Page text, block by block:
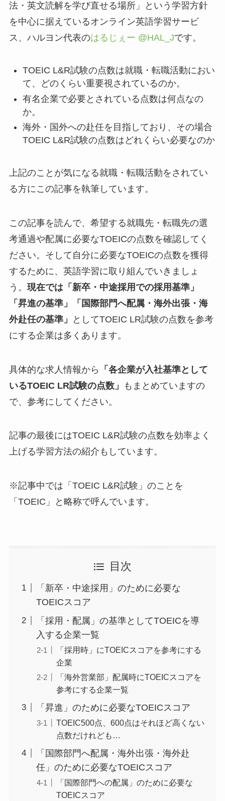
法・英文読解を学び直せる場所」という学習方針
を中心に据えているオンライン英語学習サービ
ス、ハルヨン代表のはるじぇー @HAL_Jです。
TOEIC L&R試験の点数は就職・転職活動におい
て、どのくらい重要視されているのか。
有名企業で必要とされている点数は何点なの
か。
海外・国外への赴任を目指しており、その場合
TOEIC L&R試験の点数はどれくらい必要なのか
上記のことが気になる就職・転職活動をされてい
る方にこの記事を執筆しています。
この記事を読んで、希望する就職先・転職先の選
考通過や配属に必要なTOEICの点数を確認してく
ださい。そして自分に必要なTOEICの点数を獲得
するために、英語学習に取り組んでいきましょ
う。 現在では「新卒・中途採用での採用基準」
「昇進の基準」「国際部門へ配属・海外出張・海
外赴任の基準」
としてTOEIC LR試験の点数を参考
にする企業は多くあります。
具体的な求人情報から
「各企業が入社基準として
いるTOEIC LR試験の点数」
もまとめていますの
で、参考にしてください。
記事の最後にはTOEIC L&R試験の点数を効率よく
上げる学習方法の紹介もしています。
※記事中では「TOEIC L&R試験」のことを
「TOEIC」と略称で呼んでいます。
目次
「新卒・中途採用」のために必要な
TOEICスコア
「採用・配属」の基準としてTOEICを導
入する企業一覧
「採用時」にTOEICスコアを参考にする
企業
「海外営業部」配属時にTOEICスコアを
参考にする企業一覧
「昇進」のために必要なTOEICスコア
TOEIC500点、600点はそれほど高くない
点数だけれども…
「国際部門へ配属・海外出張・海外赴
任」のために必要なTOEICスコア
「国際部門への配属」のために必要な
TOEICスコア